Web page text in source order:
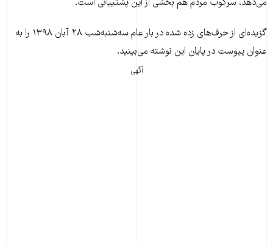
می‌دهد. سرکوب مردم هم بخشی از این پشتیبانی است.
گزیده‌‌ای از حرف‌های زده شده در بار عام سه‌شنبه‌شب ۲۸ آبان ۱۳۹۸ را به
عنوان پیوست در پایان این نوشته می‌بینید.
آگهی